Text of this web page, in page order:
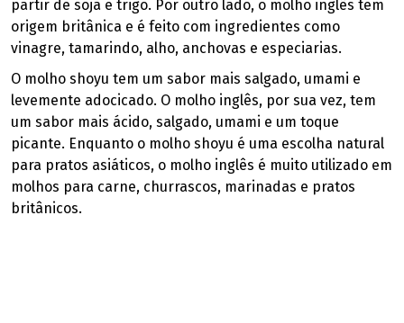
partir de soja e trigo. Por outro lado, o molho inglês tem
origem britânica e é feito com ingredientes como
vinagre, tamarindo, alho, anchovas e especiarias.
O molho shoyu tem um sabor mais salgado, umami e
levemente adocicado. O molho inglês, por sua vez, tem
um sabor mais ácido, salgado, umami e um toque
picante. Enquanto o molho shoyu é uma escolha natural
para pratos asiáticos, o molho inglês é muito utilizado em
molhos para carne, churrascos, marinadas e pratos
britânicos.